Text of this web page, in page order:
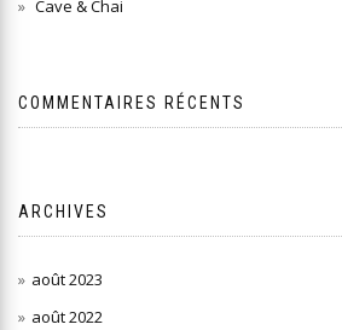
Cave & Chai
COMMENTAIRES RÉCENTS
ARCHIVES
août 2023
août 2022